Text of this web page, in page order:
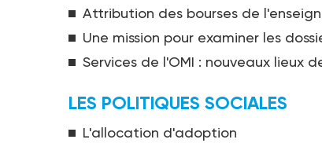
Attribution des bourses de
Une mission pour examiner les
Services de l'OMI : nouveaux
LES POLITIQUES SOCIALES
L'allocation d'adoption